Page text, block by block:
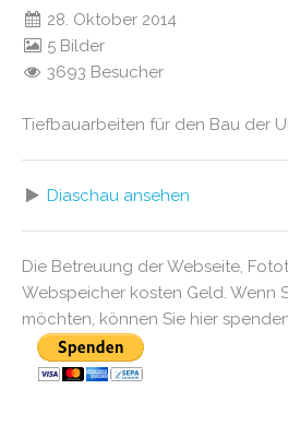
28. Oktober 2014
5 Bilder
3693 Besucher
Tiefbauarbeiten für den Bau der
Diaschau ansehen
Die Betreuung der Webseite,
Webspeicher kosten Geld. Wenn
möchten, können Sie hier